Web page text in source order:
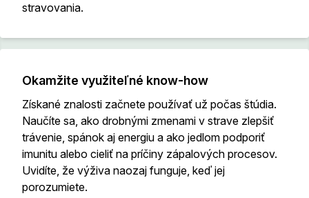
stravovania.
Okamžite využiteľné know-how
Získané znalosti začnete používať už počas štúdia.
Naučíte sa, ako drobnými zmenami v strave zlepšiť
trávenie, spánok aj energiu a ako jedlom podporiť
imunitu alebo cieliť na príčiny zápalových procesov.
Uvidíte, že výživa naozaj funguje, keď jej
porozumiete.